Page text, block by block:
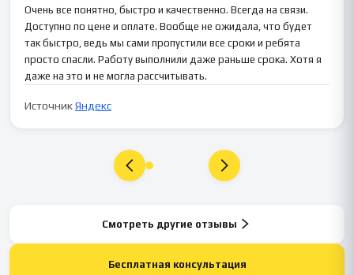
Очень все понятно, быстро и качественно. Всегда на связи.
Доступно по цене и оплате. Вообще не ожидала, что будет
так быстро, ведь мы сами пропустили все сроки и ребята
просто спасли. Работу выполнили даже раньше срока. Хотя я
даже на это и не могла рассчитывать.
ИсточникЯндекс
Смотреть другие отзывы
Бесплатная консультация